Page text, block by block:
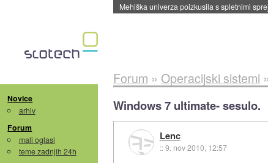
Mehiška univerza poizkusila s spletnimi
Novice
arhiv
Forum
mali oglasi
teme zadnjih 24h
Forum » Operacijski sistemi »
Windows 7 ultimate- sesulo.
Lenc
::9. nov 2010, 12:57